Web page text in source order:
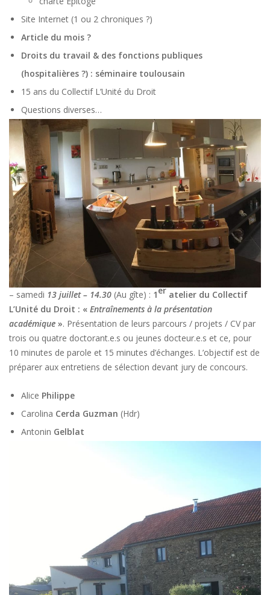
Site Internet (1 ou 2 chroniques ?)
Article du mois ?
Droits du travail & des fonctions publiques
(hospitalières ?) : séminaire toulousain
15 ans du Collectif L’Unité du Droit
Questions diverses…
– samedi 13 juillet – 14.30 (Au gîte) : 1er atelier du Collectif
L’Unité du Droit : « Entraînements à la présentation
académique ». Présentation de leurs parcours / projets / CV par
trois ou quatre doctorant.e.s ou jeunes docteur.e.s et ce, pour
10 minutes de parole et 15 minutes d’échanges. L’objectif est de
préparer aux entretiens de sélection devant jury de concours.
Alice Philippe
Carolina Cerda Guzman (Hdr)
Antonin Gelblat